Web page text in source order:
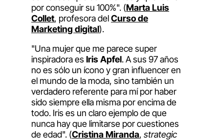
por conseguir su 100%". (Marta Luis
Collet, profesora delCurso de
Marketing digital).
"Una mujer que me parece super
inspiradora es Iris Apfel. A sus 97 años
no es sólo un ícono y gran influencer en
el mundo de la moda, sino también un
verdadero referente para mí por haber
sido siempre ella misma por encima de
todo. Iris es un claro ejemplo de que
nunca hay que limitarse por cuestiones
de edad". (Cristina Miranda, strategic